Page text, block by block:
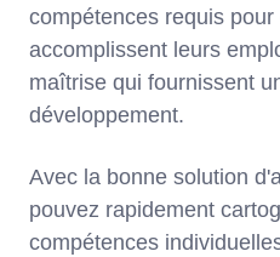
compétences requis
accomplissent leurs
maîtrise qui fournissent
développement.
Avec la bonne solution
pouvez rapidement
compétences